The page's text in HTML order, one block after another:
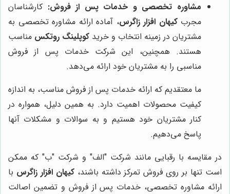
مشاوره تخصصی و خدمات پس از فروش: کارشناسان
مجربکیهان افزار زاگرس، آماده ارائه مشاوره تخصصی به
مشتریان در زمینه انتخاب و خرید کوپلینگ روتکس مناسب
هستند. همچنین، این شرکت خدمات پس از فروش
مناسبی را به مشتریان خود ارائه می‌دهد.
ما معتقدیم که ارائه خدمات پس از فروش مناسب، به اندازه
کیفیت محصولات اهمیت دارد. به همین دلیل، همواره در
کنار مشتریان خود هستیم و به سوالات و مشکلات آنها
پاسخ می‌دهیم.
در مقایسه با رقبایی مانند شرکت "الف" و شرکت "ب" که ممکن
است تنها بر روی فروش تمرکز داشته باشند،کیهان افزار زاگرس با
ارائه مشاوره تخصصی، خدمات پس از فروش و تضمین اصالت